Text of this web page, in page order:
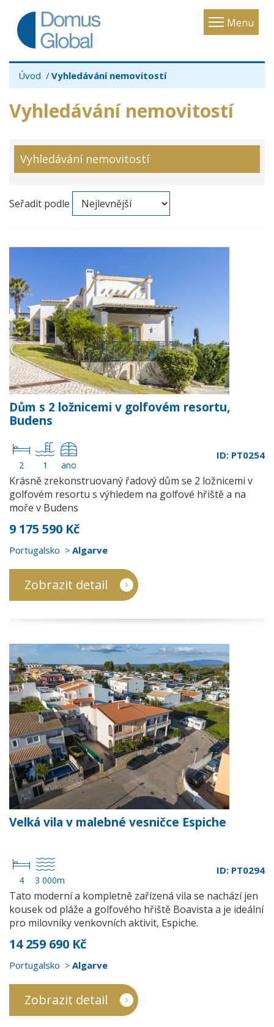
Menu
Toggle
Úvod Vyhledávání nemovitostí
Vyhledávání nemovitostí
Vyhledávání nemovitostí
Seřadit podle
Dům s 2 ložnicemi v golfovém resortu,
Budens
2 1 ano
ID: PT0254
Krásně zrekonstruovaný řadový dům se 2 ložnicemi v
golfovém resortu s výhledem na golfové hřiště a na
moře v Budens
9 175 590 Kč
Portugalsko Algarve
Zobrazit detail
Velká vila v malebné vesničce Espiche
4 3 000m
ID: PT0294
Tato moderní a kompletně zařízená vila se nachází jen
kousek od pláže a golfového hřiště Boavista a je ideální
pro milovníky venkovních aktivit, Espiche.
14 259 690 Kč
Portugalsko Algarve
Zobrazit detail